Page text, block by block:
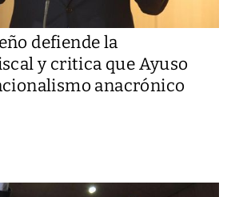
defiende la
y critica que Ayuso
anacrónico